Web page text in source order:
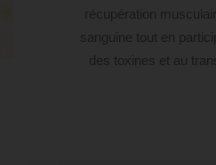
récupération
sanguine tout en
des toxines et au